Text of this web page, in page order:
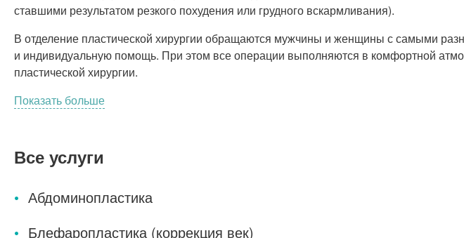
ставшими результатом резкого похудения или грудного вскармливания).
В отделение пластической хирургии обращаются мужчины и женщины с самыми
и индивидуальную помощь. При этом все операции выполняются в комфортной
пластической хирургии.
Показать больше
Все услуги
Абдоминопластика
Блефаропластика (коррекция век)